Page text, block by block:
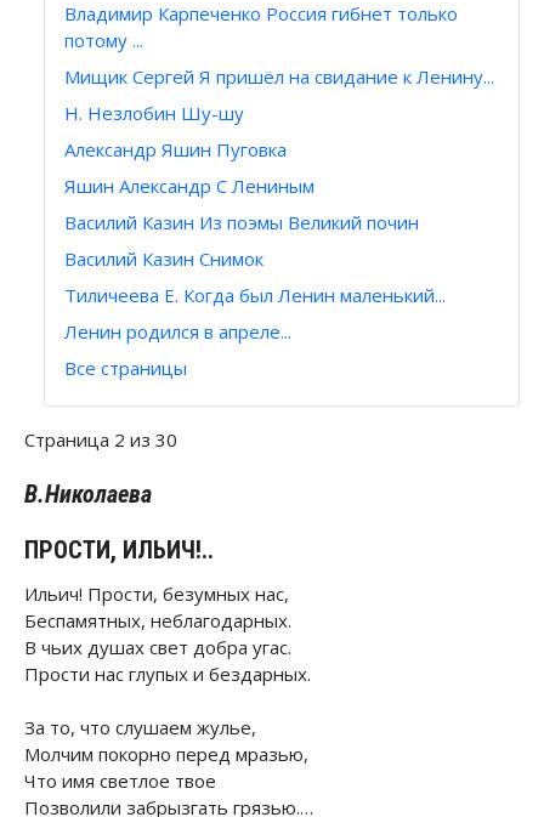
Владимир Карпеченко Россия гибнет только
потому ...
Мищик Сергей Я пришёл на свидание к Ленину...
Н. Незлобин Шу-шу
Александр Яшин Пуговка
Яшин Александр С Лениным
Василий Казин Из поэмы Великий почин
Василий Казин Снимок
Тиличеева Е. Когда был Ленин маленький...
Ленин родился в апреле...
Все страницы
Страница 2 из 30
В.Николаева
ПРОСТИ, ИЛЬИЧ!..
Ильич! Прости, безумных нас,
Беспамятных, неблагодарных.
В чьих душах свет добра угас.
Прости нас глупых и бездарных.
За то, что слушаем жулье,
Молчим покорно перед мразью,
Что имя светлое твое
Позволили забрызгать грязью.…